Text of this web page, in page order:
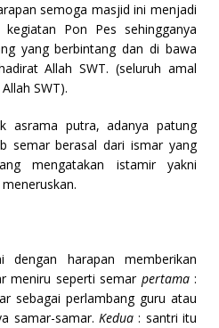
semoga masjid ini menjadi
Pon Pes sehingganya
yang berbintang dan di bawa
Allah SWT. (seluruh amal
SWT).
asrama putra, adanya patung
semar berasal dari ismar yang
mengatakan istamir yakni
dengan harapan memberikan
meniru seperti semar pertama:
sebagai perlambang guru atau
samar-samar. Kedua: santri itu